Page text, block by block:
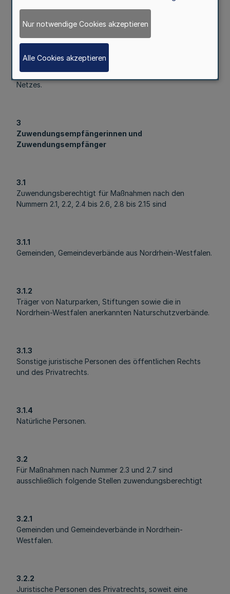
im Rahmen von Plattformen zum urbanen Gärtnern, zur
Investive Maßnahmen zum Ausbau und zur Unterstützung
von Biologischen Stationen im Rahmen des bestehenden
Netzes.
3
Zuwendungsempfängerinnen und
Zuwendungsempfänger
3.1
Zuwendungsberechtigt für Maßnahmen nach den
Nummern 2.1, 2.2, 2.4 bis 2.6, 2.8 bis 2.15 sind
3.1.1
Gemeinden, Gemeindeverbände aus Nordrhein-Westfalen.
3.1.2
Träger von Naturparken, Stiftungen sowie die in
Nordrhein-Westfalen anerkannten Naturschutzverbände.
3.1.3
Sonstige juristische Personen des öffentlichen Rechts
und des Privatrechts.
3.1.4
Natürliche Personen.
3.2
Für Maßnahmen nach Nummer 2.3 und 2.7 sind
ausschließlich folgende Stellen zuwendungsberechtigt
3.2.1
Gemeinden und Gemeindeverbände in Nordrhein-
Westfalen.
3.2.2
Juristische Personen des Privatrechts, soweit eine
Nur notwendige Cookies akzeptieren
Alle Cookies akzeptieren